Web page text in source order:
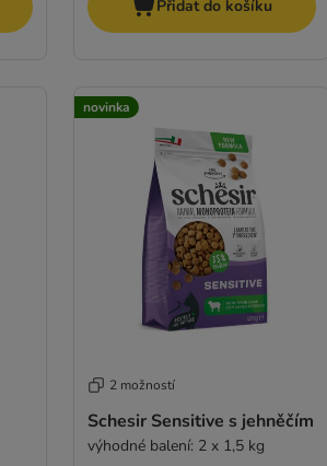
Přidat do košíku
novinka
2 možností
Schesir Sensitive s jehněčím
výhodné balení: 2 x 1,5 kg